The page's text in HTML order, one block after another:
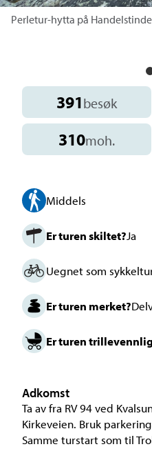
Perletur-hytta på
391besøk
310moh.
Middels
Er turen skiltet?Ja
Uegnet som
Er turen merket?
Er turen
Adkomst
Ta av fra RV 94 ved
Kirkeveien. Bruk
Samme turstart som til